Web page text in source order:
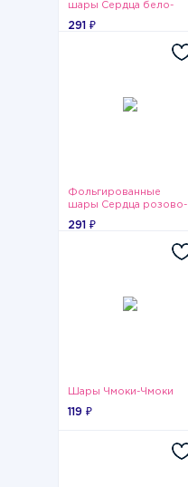
шары Сердца бело-
291 ₽
Фольгированные
шары Сердца розово-
291 ₽
Шары Чмоки-Чмоки
119 ₽